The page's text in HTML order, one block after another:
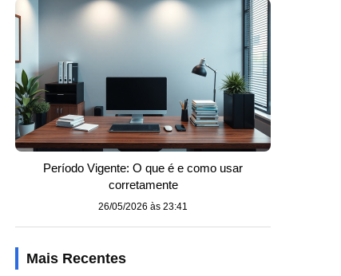
Período Vigente: O que é e como usar
corretamente
26/05/2026 às 23:41
Mais Recentes